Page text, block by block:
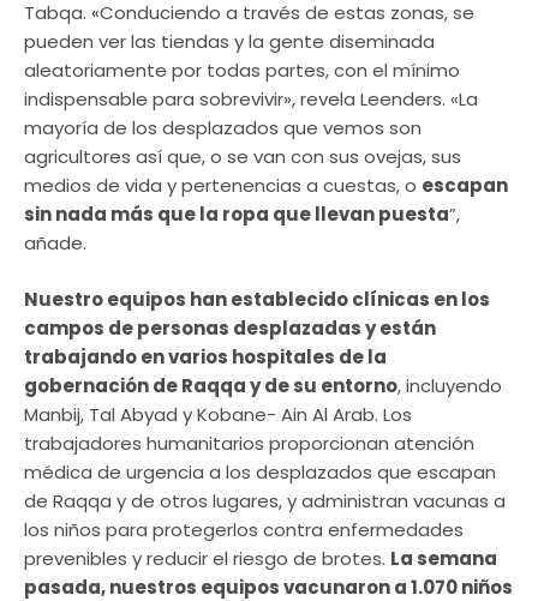
Tabqa. «Conduciendo a través de estas zonas, se
pueden ver las tiendas y la gente diseminada
aleatoriamente por todas partes, con el mínimo
indispensable para sobrevivir», revela Leenders. «La
mayoría de los desplazados que vemos son
agricultores así que, o se van con sus ovejas, sus
medios de vida y pertenencias a cuestas, o escapan
sin nada más que la ropa que llevan puesta”,
añade.
Nuestro equipos han establecido clínicas en los
campos de personas desplazadas y están
trabajando en varios hospitales de la
gobernación de Raqqa y de su entorno, incluyendo
Manbij, Tal Abyad y Kobane- Ain Al Arab. Los
trabajadores humanitarios proporcionan atención
médica de urgencia a los desplazados que escapan
de Raqqa y de otros lugares, y administran vacunas a
los niños para protegerlos contra enfermedades
prevenibles y reducir el riesgo de brotes. La semana
pasada, nuestros equipos vacunaron a 1.070 niños